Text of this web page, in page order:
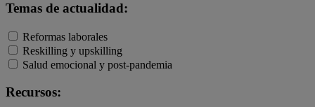
Temas de actualidad:
Reformas laborales
Reskilling y upskilling
Salud emocional y post-pandemia
Recursos: